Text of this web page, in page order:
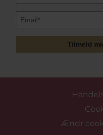
Tilmeld
Ændr